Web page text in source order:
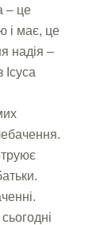
– це
і має, це
надія –